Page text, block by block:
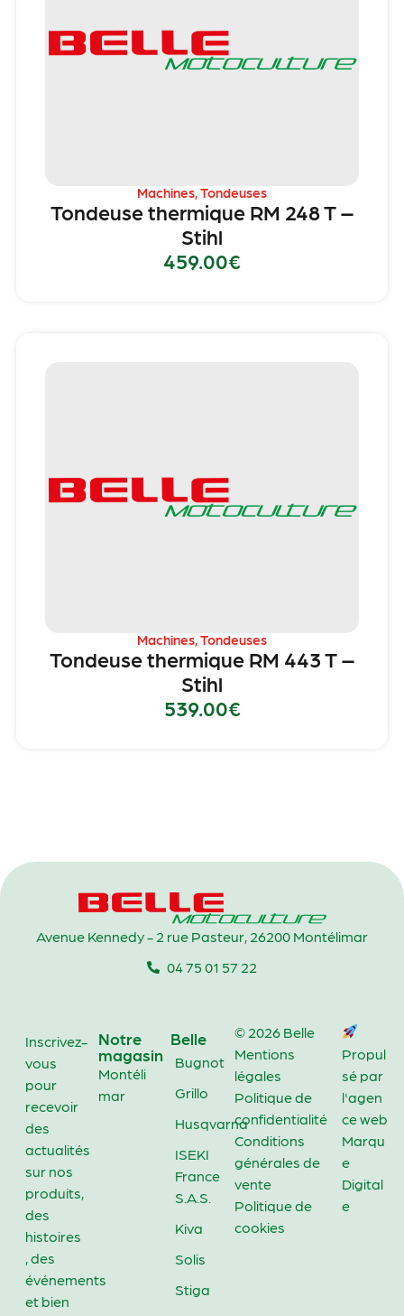
Machines Tondeuses
Tondeuse thermique RM 248 T –
Stihl
459.00€
Machines Tondeuses
Tondeuse thermique RM 443 T –
Stihl
539.00€
Avenue Kennedy - 2 rue Pasteur, 26200 Montélimar
04 75 01 57 22
Inscrivez-
vous
pour
recevoir
des
actualités
sur nos
produits,
des
histoires
, des
événements
et bien
Notre
magasin
Montéli
mar
Belle
Bugnot
Grillo
Husqvarna
ISEKI
France
S.A.S.
Kiva
Solis
Stiga
© 2026 Belle
Mentions
légales
Politique de
confidentialité
Conditions
générales de
vente
Politique de
cookies
Propul
sé par
l'agen
ce web
Marqu
e
Digital
e